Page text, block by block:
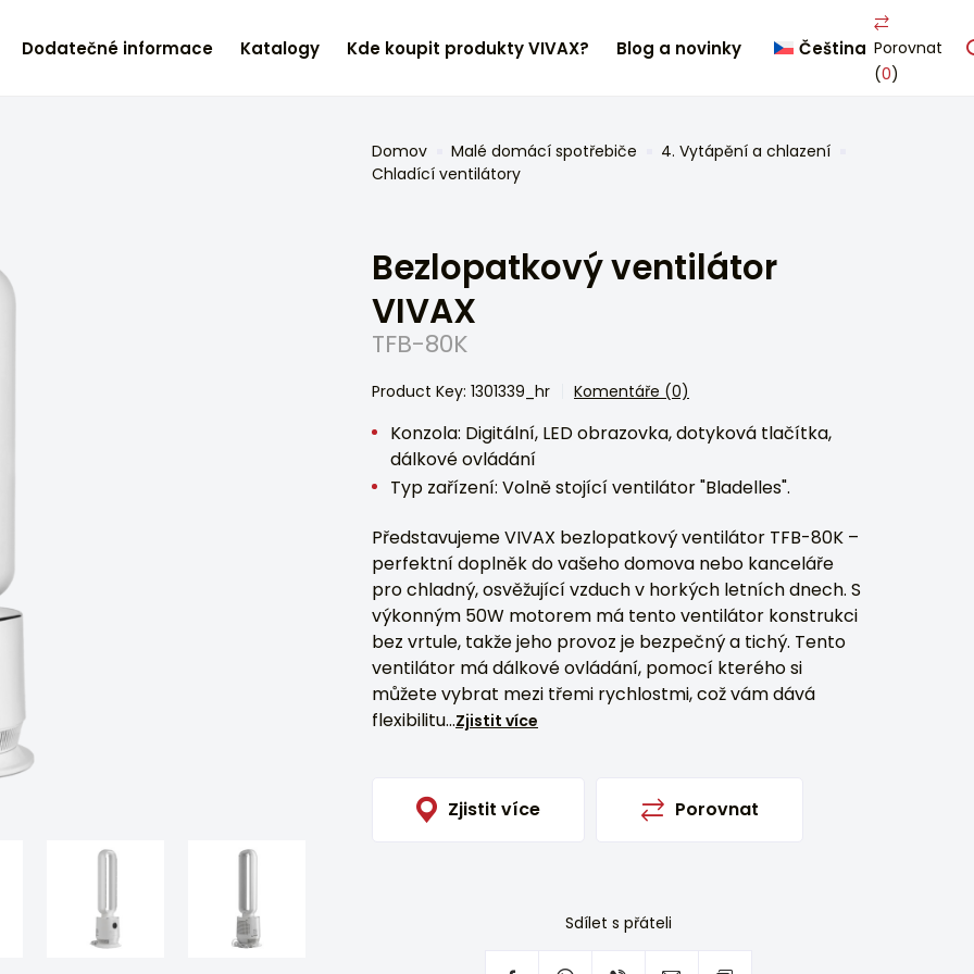
Dodatečné informace Katalogy Kde koupit produkty VIVAX? Blog a novinky Čeština Porovnat
(0)
Domov Malé domácí spotřebiče
4. Vytápění a chlazení
Chladící ventilátory
Bezlopatkový ventilátor
VIVAX
TFB-80K
Product Key: 1301339_hr Komentáře (0)
Konzola: Digitální, LED obrazovka, dotyková tlačítka,
dálkové ovládání
Typ zařízení: Volně stojící ventilátor "Bladelles".
Představujeme VIVAX bezlopatkový ventilátor TFB-80K –
perfektní doplněk do vašeho domova nebo kanceláře
pro chladný, osvěžující vzduch v horkých letních dnech. S
výkonným 50W motorem má tento ventilátor konstrukci
bez vrtule, takže jeho provoz je bezpečný a tichý. Tento
ventilátor má dálkové ovládání, pomocí kterého si
můžete vybrat mezi třemi rychlostmi, což vám dává
flexibilitu...Zjistit více
Zjistit více Porovnat
Sdílet s přáteli